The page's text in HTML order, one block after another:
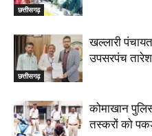
छत्तीसगढ़
छत्तीसगढ़
खल्लारी
उपसरपंच
कोमाखान
तस्करों को